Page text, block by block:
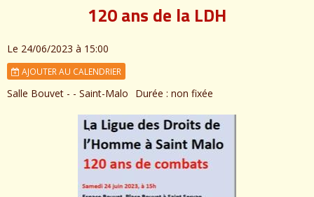
120 ans de la LDH
Le 24/06/2023 à 15:00
AJOUTER AU CALENDRIER
Salle Bouvet - - Saint-Malo Durée : non fixée